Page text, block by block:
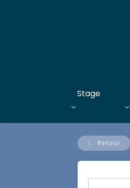
Stage
Retour